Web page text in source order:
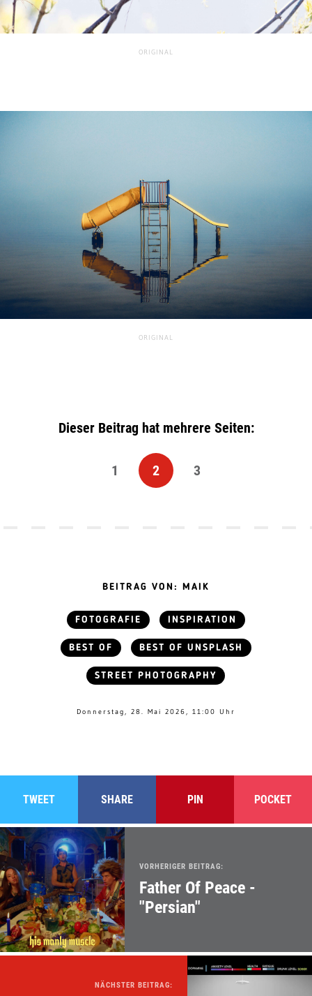
ORIGINAL
ORIGINAL
Dieser Beitrag hat mehrere Seiten:
1 2 3
BEITRAG VON: MAIK
FOTOGRAFIE INSPIRATION
BEST OF BEST OF UNSPLASH
STREET PHOTOGRAPHY
Donnerstag, 28. Mai 2026, 11:00 Uhr
TWEET SHARE PIN POCKET
VORHERIGER BEITRAG:
Father Of Peace -
"Persian"
NÄCHSTER BEITRAG: